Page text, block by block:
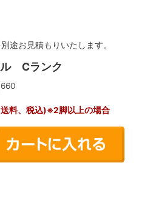
途お見積もりいたします。
Cランク
料、税込)※2脚以上の場合